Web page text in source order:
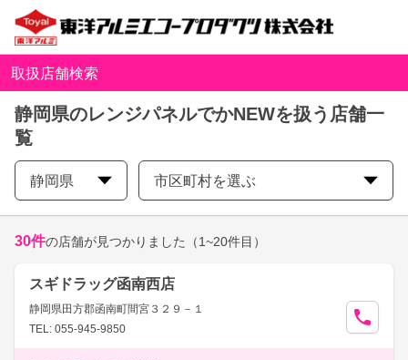
取扱店舗検索
静岡県のレンジパネルでかNEWを扱う店舗一
覧
静岡県 市区町村を選ぶ
30件の店舗が見つかりました （1~20件目）
スギドラッグ函南西店
静岡県田方郡函南町間宮３２９－１
TEL: 055-945-9850